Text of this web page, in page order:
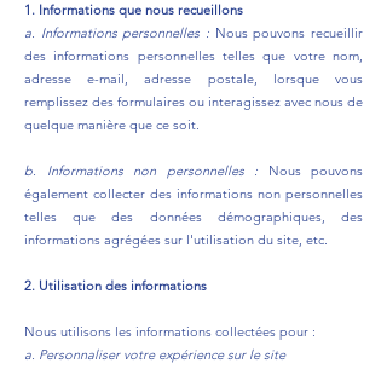
1. Informations que nous recueillons
a. Informations personnelles : Nous pouvons recueillir
des informations personnelles telles que votre nom,
adresse e-mail, adresse postale, lorsque vous
remplissez des formulaires ou interagissez avec nous de
quelque manière que ce soit.
b. Informations non personnelles : Nous pouvons
également collecter des informations non personnelles
telles que des données démographiques, des
informations agrégées sur l'utilisation du site, etc.
2. Utilisation des informations
Nous utilisons les informations collectées pour :
a. Personnaliser votre expérience sur le site